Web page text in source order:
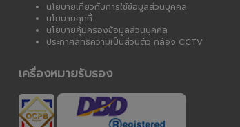
นโยบายเกี่ยวกับการใช้ข้อมูลส่วนบุคคล
นโยบายคุกกี้
นโยบายคุ้มครองข้อมูลส่วนบุคคล
ประกาศสิทธิความเป็นส่วนตัว กล้อง CCTV
เครื่องหมายรับรอง